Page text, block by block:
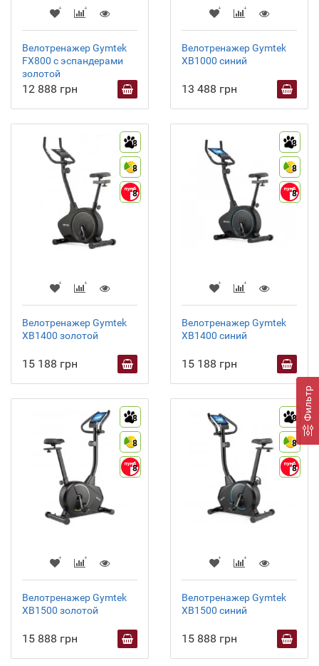
Фильтр
Велотренажер Gymtek
FX800 с эспандерами
золотой
12 888 грн
Велотренажер Gymtek
XB1000 синий
13 488 грн
8
8
8
Велотренажер Gymtek
XB1400 золотой
15 188 грн
8
8
8
Велотренажер Gymtek
XB1400 синий
15 188 грн
8
8
8
Велотренажер Gymtek
XB1500 золотой
15 888 грн
8
8
8
Велотренажер Gymtek
XB1500 синий
15 888 грн